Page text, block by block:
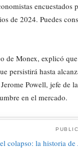
encuestados
de 2024. Puedes
de Monex, explicó
persistirá hasta
Powell, jefe de
en el mercado.